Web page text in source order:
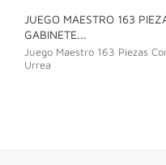
JUEGO MAESTRO 163
GABINETE...
Juego Maestro 163 Piezas
Urrea